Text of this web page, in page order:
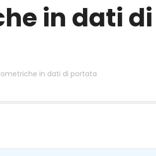
in dati di
in dati di portata